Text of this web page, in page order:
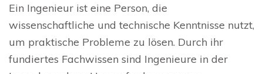
Ein Ingenieur ist eine Person, die
wissenschaftliche und technische Kenntnisse nutzt,
um praktische Probleme zu lösen. Durch ihr
fundiertes Fachwissen sind Ingenieure in der